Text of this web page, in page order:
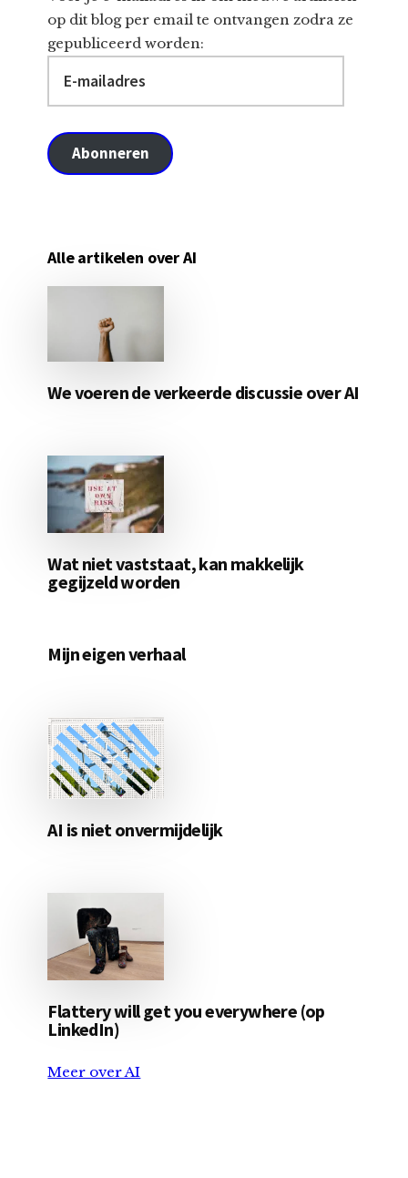
op dit blog per email te ontvangen zodra ze
gepubliceerd worden:
mailadres
Abonneren
Alle artikelen over AI
We voeren de verkeerde discussie over AI
Wat niet vaststaat, kan makkelijk
gegijzeld worden
Mijn eigen verhaal
AI is niet onvermijdelijk
Flattery will get you everywhere (op
LinkedIn)
Meer over AI